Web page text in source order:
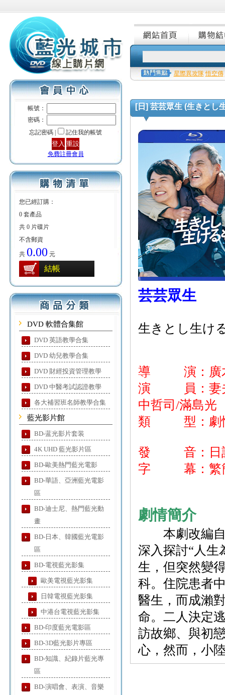
帳號：
密碼：
忘記密碼 |
記住我的帳號
免費註冊會員
您已經訂購：
0 套產品
共 0 片碟片
不含郵資
共 0.00 元
結帳
DVD 軟體合集館
DVD 英語教學合集
DVD 幼兒教學合集
DVD 財經投資管理教學
DVD 中醫考試認證教學
各大補習班名師教學合集
藍光影片館
BD-蓝光影片套装
4K UHD 藍光影片區
BD-歐美熱門藍光電影
BD-華語、亞洲藍光電影
區
BD-迪士尼、熱門藍光動
畫
BD-日本、韓國藍光電影
區
BD-電視藍光影集
歐美電視藍光影集
日韓電視藍光影集
中港台電視藍光影集
BD-印度藍光電影區
BD-3D藍光影片專區
BD-知識、紀錄片藍光專
區
BD-演唱會、表演、音樂
星際異攻隊 悟空傳
[日] 芸芸眾生 (生きとし
芸芸眾生
生きとし生け
導 演：廣
演 員：妻夫
中哲司/滿島光
類 型：劇
發 音：日
字 幕：繁簡
劇情簡介
本劇改編自
深入探討“人生
生，但突然變
科。住院患者
醫生，而成瀨
命。二人決定
訪故鄉、與初
心，然而，小